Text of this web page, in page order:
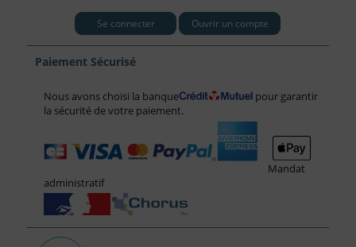
Se connecter Ouvrir un compte
Paiement Sécurisé
Nous avons choisi la banque
pour garantir
la sécurité de votre paiement.
Mandat
administratif